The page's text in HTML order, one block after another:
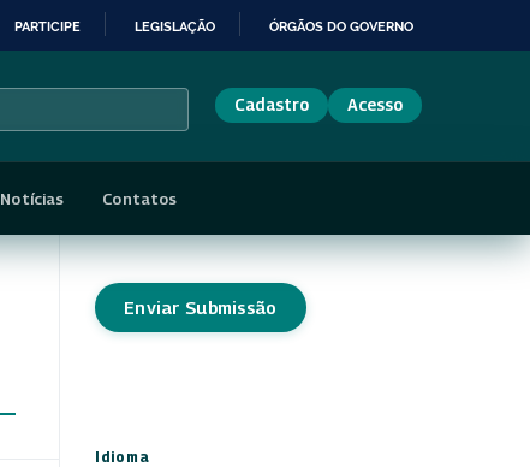
PARTICIPE LEGISLAÇÃO ÓRGÃOS DO GOVERNO
Cadastro Acesso
Notícias Contatos
Enviar Submissão
Idioma